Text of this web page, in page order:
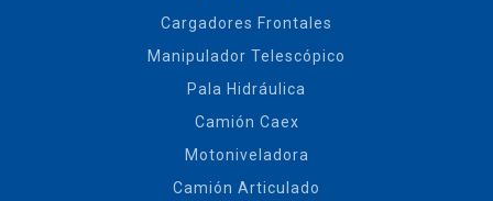
Cargadores Frontales
Manipulador Telescópico
Pala Hidráulica
Camión Caex
Motoniveladora
Camión Articulado